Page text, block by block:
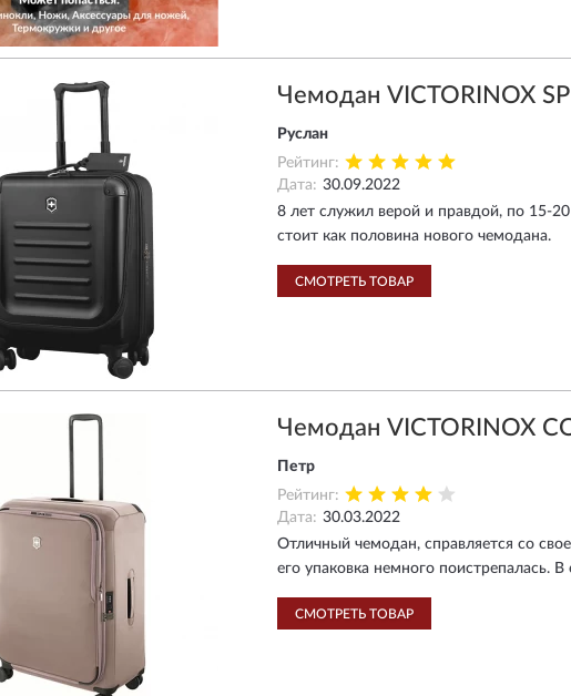
Чемодан VICTORINOX
Руслан
Рейтинг:
Дата: 30.09.2022
8 лет служил верой и правдой, по 15-
стоит как половина нового чемодана.
СМОТРЕТЬ ТОВАР
Чемодан VICTORINOX
Петр
Рейтинг:
Дата: 30.03.2022
Отличный чемодан, справляется со
его упаковка немного поистрепалась.
СМОТРЕТЬ ТОВАР